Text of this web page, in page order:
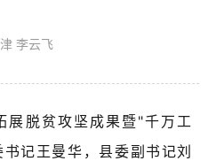
李云飞
展脱贫攻坚成果暨"千万工
记王曼华，县委副书记刘